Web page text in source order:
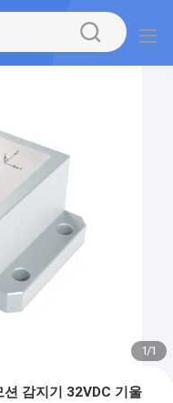
1/1
감지기 32VDC 기울